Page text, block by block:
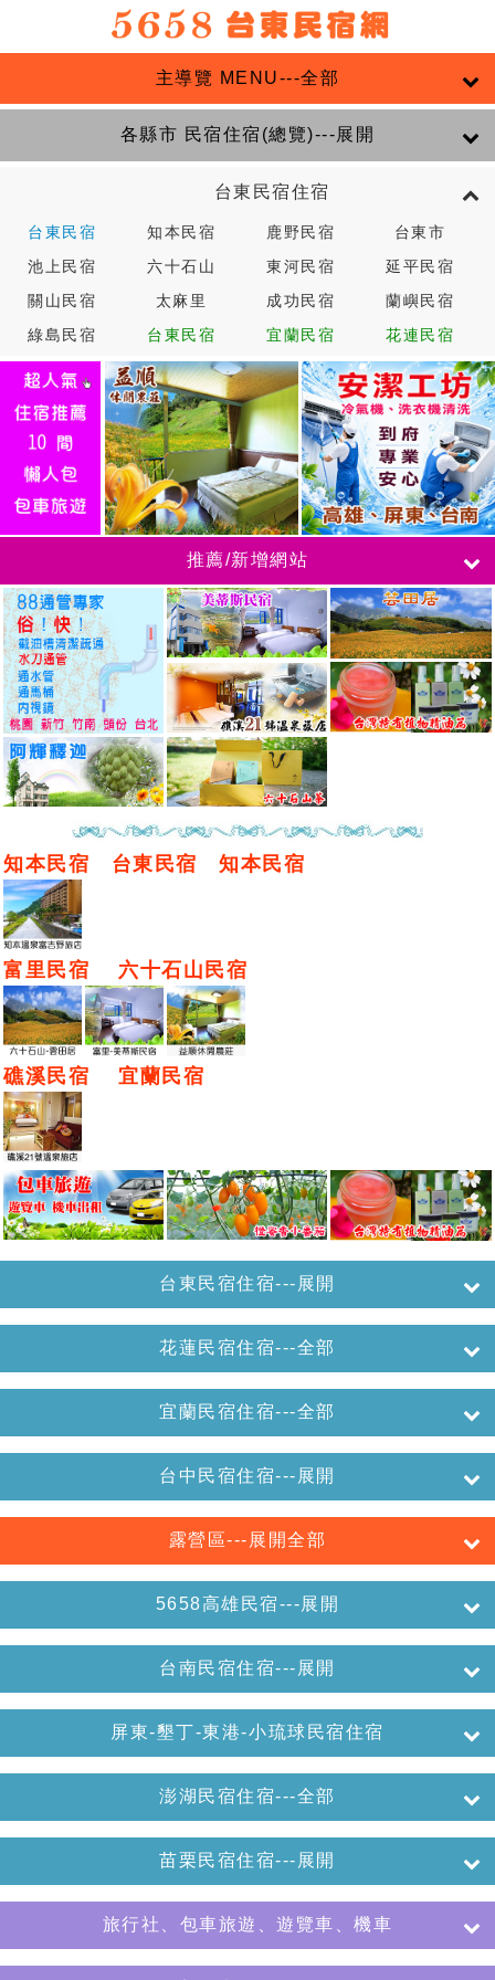
主導覽 MENU---全部
各縣市 民宿住宿(總覽)---展開
台東民宿住宿
台東民宿 知本民宿 鹿野民宿 台東市
池上民宿 六十石山 東河民宿 延平民宿
關山民宿 太麻里 成功民宿 蘭嶼民宿
綠島民宿 台東民宿 宜蘭民宿 花連民宿
推薦/新增網站
知本民宿 台東民宿 知本民宿
富里民宿 六十石山民宿
礁溪民宿 宜蘭民宿
台東民宿住宿---展開
花蓮民宿住宿---全部
宜蘭民宿住宿---全部
台中民宿住宿---展開
露營區---展開全部
5658高雄民宿---展開
台南民宿住宿---展開
屏東-墾丁-東港-小琉球民宿住宿
澎湖民宿住宿---全部
苗栗民宿住宿---展開
旅行社、包車旅遊、遊覽車、機車